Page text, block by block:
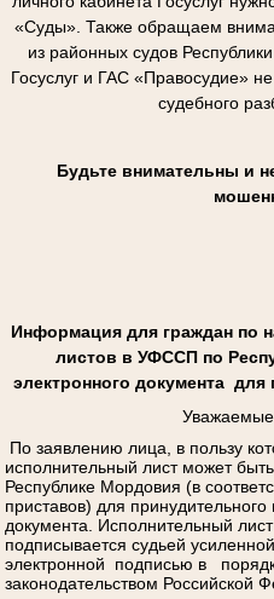
«Суды». Также обращаем
из районных судов
Госуслуг и ГАС «Правосудие»
судебного
Будьте внимательны и
Информация для граждан по
листов в УФССП по
электронного документа
По заявлению лица, в пользу
исполнительный лист может
Республике Мордовия (в
приставов) для
документа. Исполнительный
подписывается судьей
электронной подписью в
законодательством Российской